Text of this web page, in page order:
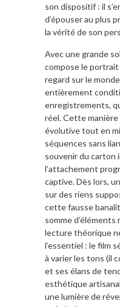
son dispositif : il
d’épouser au plus
la vérité de son
Avec une grande
compose le
regard sur le
entièrement
enregistrements,
réel. Cette
évolutive tout en
séquences sans
souvenir du carton
l’attachement
captive. Dès lors,
sur des riens
cette fausse
somme
lecture théorique
l’essentiel : le film
à varier les tons (il
et ses élans de
esthétique
une lumière de